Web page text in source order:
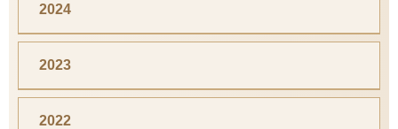
2024
2023
2022